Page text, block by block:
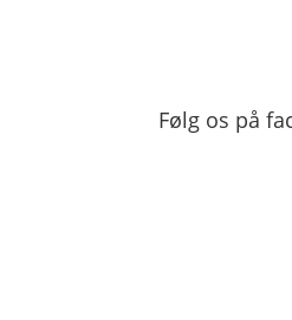
Følg os på